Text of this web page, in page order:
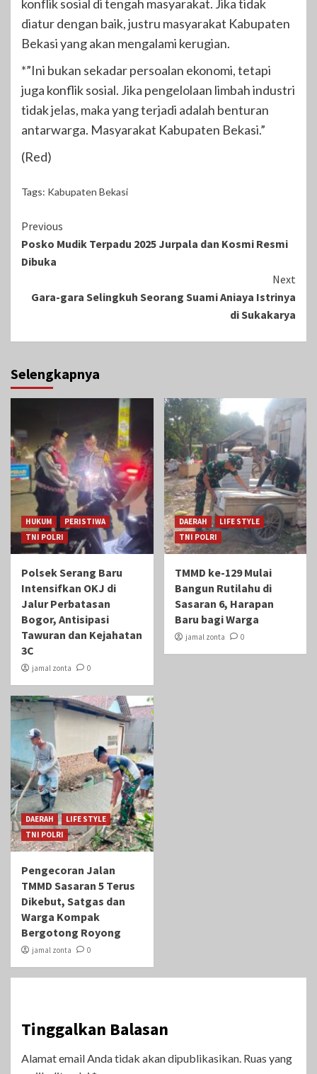
konflik sosial di tengah masyarakat. Jika tidak
diatur dengan baik, justru masyarakat Kabupaten
Bekasi yang akan mengalami kerugian.
*”Ini bukan sekadar persoalan ekonomi, tetapi
juga konflik sosial. Jika pengelolaan limbah industri
tidak jelas, maka yang terjadi adalah benturan
antarwarga. Masyarakat Kabupaten Bekasi.”
(Red)
Tags: Kabupaten Bekasi
Continue
Reading
Previous
Posko Mudik Terpadu 2025 Jurpala dan Kosmi Resmi
Dibuka
Next
Gara-gara Selingkuh Seorang Suami Aniaya Istrinya
di Sukakarya
Selengkapnya
HUKUM
PERISTIWA
TNI POLRI
Polsek Serang Baru
Intensifkan OKJ di
Jalur Perbatasan
Bogor, Antisipasi
Tawuran dan Kejahatan
3C
jamal zonta 0
DAERAH
LIFE STYLE
TNI POLRI
TMMD ke-129 Mulai
Bangun Rutilahu di
Sasaran 6, Harapan
Baru bagi Warga
jamal zonta 0
DAERAH
LIFE STYLE
TNI POLRI
Pengecoran Jalan
TMMD Sasaran 5 Terus
Dikebut, Satgas dan
Warga Kompak
Bergotong Royong
jamal zonta 0
Tinggalkan Balasan
Alamat email Anda tidak akan dipublikasikan. Ruas yang